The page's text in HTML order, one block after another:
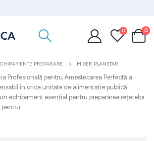
0 0
PREPARARE MIXER PLANETAR
Profesională pentru Amestecarea Perfectă a
în orice unitate de alimentație publică,
echipament esențial pentru prepararea rețetelor